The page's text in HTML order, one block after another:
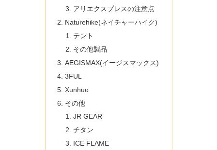
アリエクスプレスの注意点
Naturehike(ネイチャーハイク)
テント
その他製品
AEGISMAX(イージスマックス)
3FUL
Xunhuo
その他
JR GEAR
チタン
ICE FLAME